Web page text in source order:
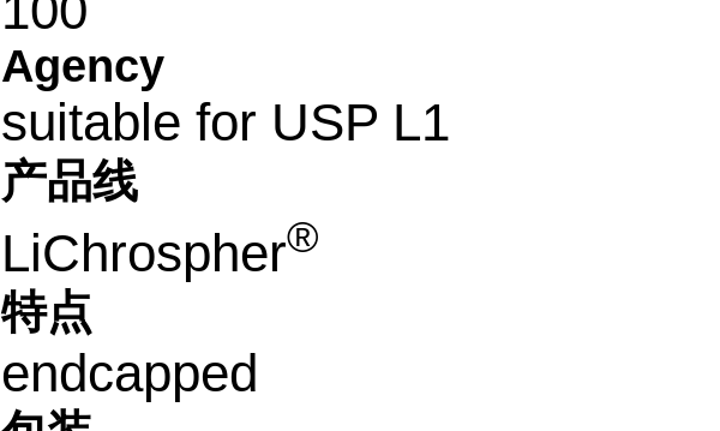
Agency
suitable for USP L1
产品线
LiChrospher®
特点
endcapped